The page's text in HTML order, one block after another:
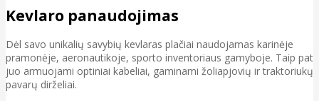
Kevlaro panaudojimas
Dėl savo unikalių savybių kevlaras plačiai naudojamas karinėje
pramonėje, aeronautikoje, sporto inventoriaus gamyboje. Taip pat
juo armuojami optiniai kabeliai, gaminami žoliapjovių ir traktoriukų
pavarų dirželiai.